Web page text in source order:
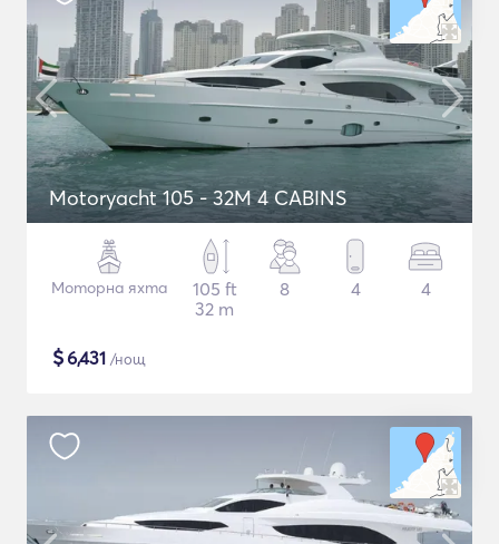
Motoryacht 105 - 32M 4 CABINS
Моторна яхта
105 ft
32 m
8 4 4
$6,431 /нощ